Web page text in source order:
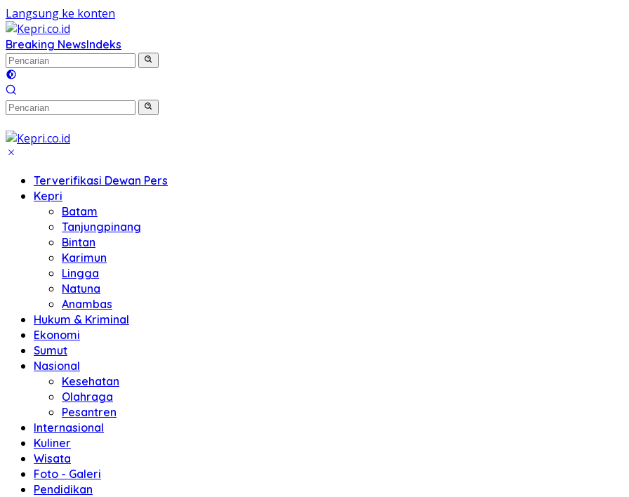
Langsung ke konten
Breaking NewsIndeks
Terverifikasi Dewan Pers
Kepri
Batam
Tanjungpinang
Bintan
Karimun
Lingga
Natuna
Anambas
Hukum & Kriminal
Ekonomi
Sumut
Nasional
Kesehatan
Olahraga
Pesantren
Internasional
Kuliner
Wisata
Foto - Galeri
Pendidikan